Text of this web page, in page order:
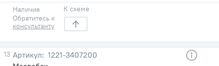
Наличие
Обратитесь к
консультанту
К схеме
13
1221-3407200